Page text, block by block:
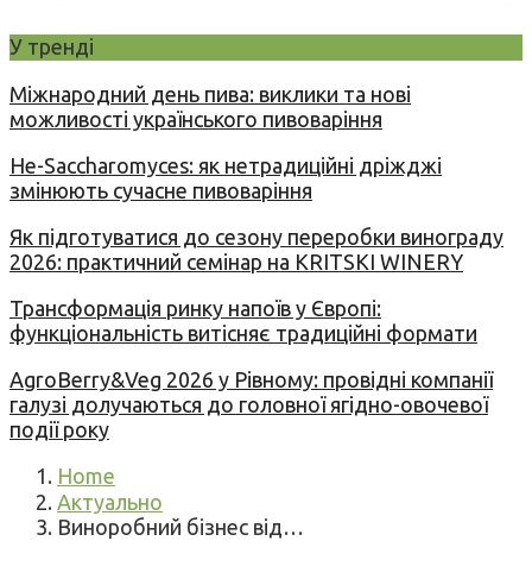
У тренді
Міжнародний день пива: виклики та нові
можливості українського пивоваріння
Не-Saccharomyces: як нетрадиційні дріжджі
змінюють сучасне пивоваріння
Як підготуватися до сезону переробки винограду
2026: практичний семінар на KRITSKI WINERY
Трансформація ринку напоїв у Європі:
функціональність витісняє традиційні формати
AgroBerry&Veg 2026 у Рівному: провідні компанії
галузі долучаються до головної ягідно-овочевої
події року
Home
Актуально
Виноробний бізнес від…